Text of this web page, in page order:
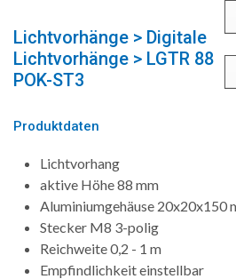
Lichtvorhänge > Digitale
Lichtvorhänge > LGTR 88
POK-ST3
Produktdaten
Lichtvorhang
aktive Höhe 88 mm
Aluminiumgehäuse 20x20x150
Stecker M8 3-polig
Reichweite 0,2 - 1 m
Empfindlichkeit einstellbar